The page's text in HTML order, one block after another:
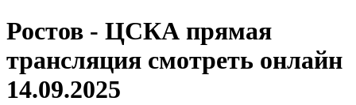
Ростов - ЦСКА прямая
трансляция смотреть онлайн
14.09.2025